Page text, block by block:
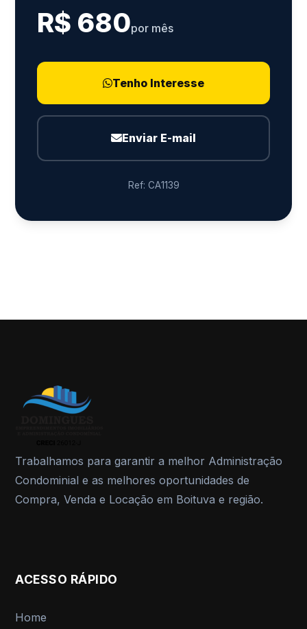
R$ 680por mês
Tenho Interesse
Enviar E-mail
Ref: CA1139
Trabalhamos para garantir a melhor Administração
Condominial e as melhores oportunidades de
Compra, Venda e Locação em Boituva e região.
ACESSO RÁPIDO
Home